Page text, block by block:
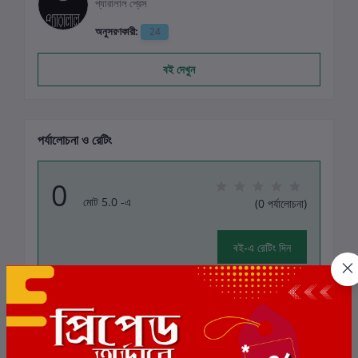
প্যারালাল প্রেস
অনুসরণকারী:
24
বই দেখুন
পর্যালোচনা ও রেটিং
0 মোট 5.0 -এ (0 পর্যালোচনা)
বই-এ রেটিং দিন
এই বইয়ের জন্য এখনও কোন পর্যালোচনা নেই